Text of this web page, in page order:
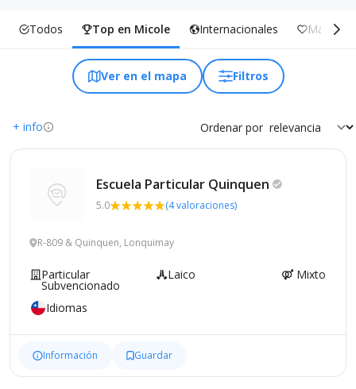
Todos Top en Micole Internacionales Más
Ver en el mapa Filtros
+ info Ordenar por
Escuela Particular Quinquen
5.0 (4 valoraciones)
R-809 & Quinquen, Lonquimay
Particular
Subvencionado
Laico Mixto
Idiomas
Información Guardar